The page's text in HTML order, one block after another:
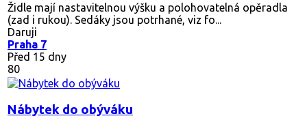
Židle mají nastavitelnou výšku a polohovatelná opěradla
(zad i rukou). Sedáky jsou potrhané, viz fo...
Daruji
Praha 7
Před 15 dny
80
Nábytek do obýváku